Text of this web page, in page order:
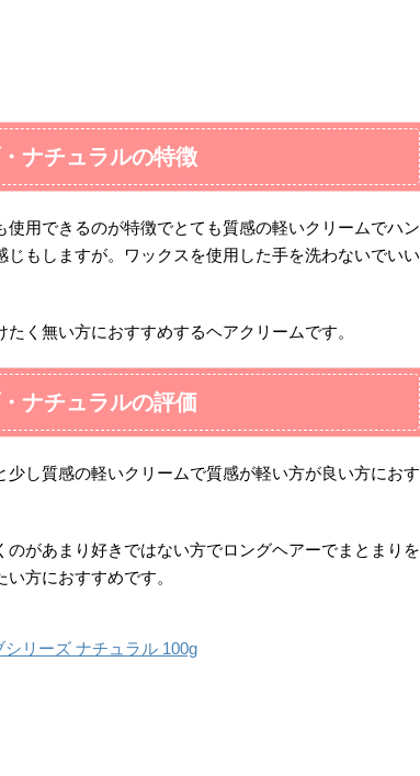
ナチュラルの特徴
用できるのが特徴でとても質感の軽いクリームでハン
じもしますが。ワックスを使用した手を洗わないでいい
く無い方におすすめするヘアクリームです。
ナチュラルの評価
少し質感の軽いクリームで質感が軽い方が良い方におす
があまり好きではない方でロングヘアーでまとまりを
方におすすめです。
リーズ ナチュラル 100g